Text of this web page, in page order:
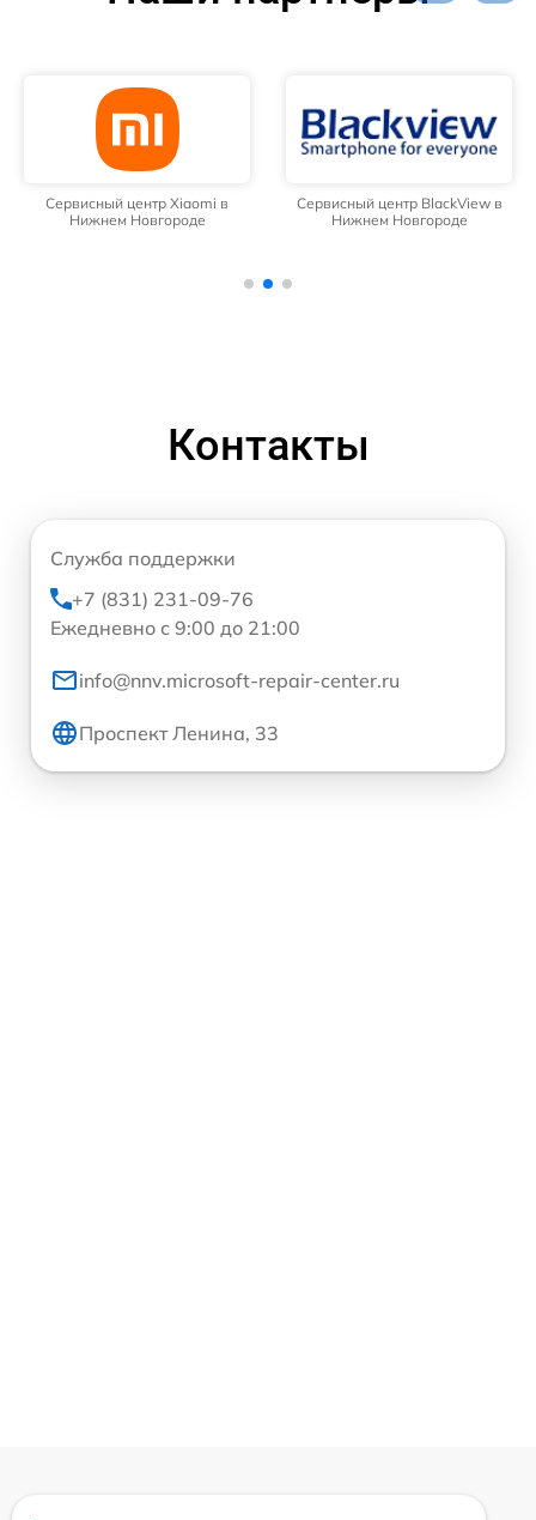
Сервисный центр Xiaomi в
Нижнем Новгороде
Сервисный центр BlackView в
Нижнем Новгороде
Контакты
Служба поддержки
+7 (831) 231-09-76
Ежедневно с 9:00 до 21:00
info@nnv.microsoft-repair-center.ru
Проспект Ленина, 33